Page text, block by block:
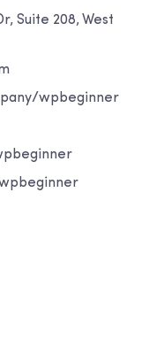
Suite 208, West
wpbeginner